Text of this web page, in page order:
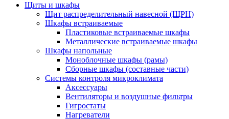
Щиты и шкафы
Щит распределительный навесной (ЩРН)
Шкафы встраиваемые
Пластиковые встраиваемые шкафы
Металлические встраиваемые шкафы
Шкафы напольные
Моноблочные шкафы (рамы)
Сборные шкафы (составные части)
Системы контроля микроклимата
Аксессуары
Вентиляторы и воздушные фильтры
Гигростаты
Нагреватели